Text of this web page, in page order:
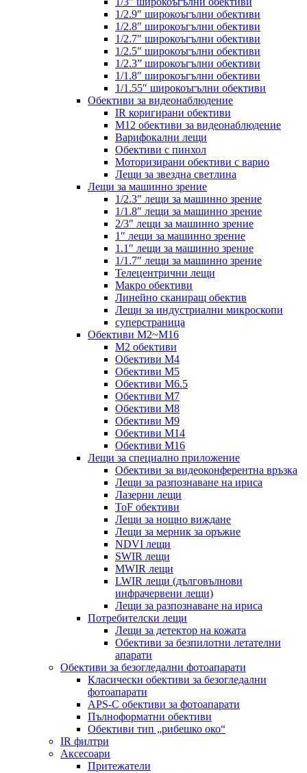
1/2.9″ широкоъгълни обективи
1/2.8″ широкоъгълни обективи
1/2.7″ широкоъгълни обективи
1/2.5″ широкоъгълни обективи
1/2.3” широкоъгълни обективи
1/1.8″ широкоъгълни обективи
1/1.55″ широкоъгълни обективи
Обективи за видеонаблюдение
IR коригирани обективи
M12 обективи за видеонаблюдение
Варифокални лещи
Обективи с пинхол
Моторизирани обективи с варио
Лещи за звездна светлина
Лещи за машинно зрение
1/2.3″ лещи за машинно зрение
1/1.8″ лещи за машинно зрение
2/3″ лещи за машинно зрение
1″ лещи за машинно зрение
1.1″ лещи за машинно зрение
1/1.7″ лещи за машинно зрение
Телецентрични лещи
Макро обективи
Линейно сканиращ обектив
Лещи за индустриални микроскопи
суперстраница
Обективи M2~M16
M2 обективи
Обективи M4
Обективи M5
Обективи M6.5
Обективи M7
Обективи M8
Обективи M9
Обективи M14
Обективи M16
Лещи за специално приложение
Обективи за видеоконферентна връзка
Лещи за разпознаване на ириса
Лазерни лещи
ToF обективи
Лещи за нощно виждане
Лещи за мерник за оръжие
NDVI лещи
SWIR лещи
MWIR лещи
LWIR лещи (дълговълнови
инфрачервени лещи)
Лещи за разпознаване на ириса
Потребителски лещи
Лещи за детектор на кожата
Обективи за безпилотни летателни
апарати
Обективи за безогледални фотоапарати
Класически обективи за безогледални
фотоапарати
APS-C обективи за фотоапарати
Пълноформатни обективи
Обективи тип „рибешко око“
IR филтри
Аксесоари
Притежатели